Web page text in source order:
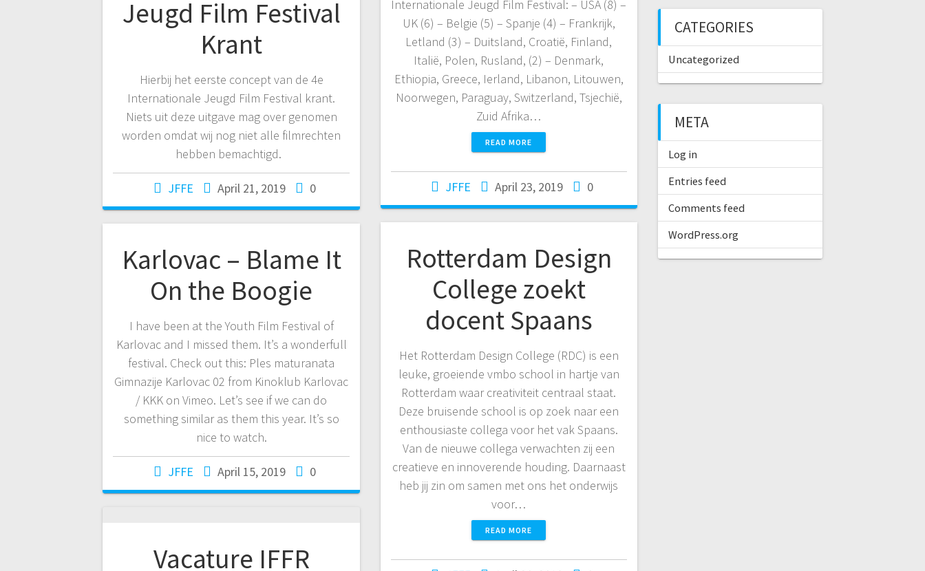
Internationale Jeugd Film Festival: – USA (8) –
UK (6) – Belgie (5) – Spanje (4) – Frankrijk,
Letland (3) – Duitsland, Croatië, Finland,
Italië, Polen, Rusland, (2) – Denmark,
Ethiopia, Greece, Ierland, Libanon, Litouwen,
Noorwegen, Paraguay, Switzerland, Tsjechië,
Zuid Afrika…
READ MORE
JFFE April 23, 2019 0
Jeugd Film Festival
Krant
Hierbij het eerste concept van de 4e
Internationale Jeugd Film Festival krant.
Niets uit deze uitgave mag over genomen
worden omdat wij nog niet alle filmrechten
hebben bemachtigd.
JFFE April 21, 2019 0
Rotterdam Design
College zoekt
docent Spaans
Het Rotterdam Design College (RDC) is een
leuke, groeiende vmbo school in hartje van
Rotterdam waar creativiteit centraal staat.
Deze bruisende school is op zoek naar een
enthousiaste collega voor het vak Spaans.
Van de nieuwe collega verwachten zij een
creatieve en innoverende houding. Daarnaast
heb jij zin om samen met ons het onderwijs
voor…
READ MORE
Karlovac – Blame It
On the Boogie
I have been at the Youth Film Festival of
Karlovac and I missed them. It’s a wonderfull
festival. Check out this: Ples maturanata
Gimnazije Karlovac 02 from Kinoklub Karlovac
/ KKK on Vimeo. Let’s see if we can do
something similar as them this year. It’s so
nice to watch.
JFFE April 15, 2019 0
Vacature IFFR
CATEGORIES
Uncategorized
META
Log in
Entries feed
Comments feed
WordPress.org